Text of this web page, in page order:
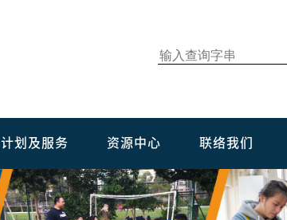
计划及服务 资源中心 联络我们